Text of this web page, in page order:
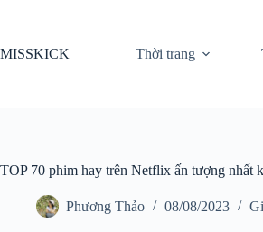
nội
MISSKICK Thời trang
TOP 70 phim hay trên Netflix ấn tượng nhất
Phương Thảo 08/08/2023